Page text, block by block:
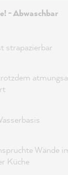
- Abwaschbar
strapazierbar
Wände
Küche